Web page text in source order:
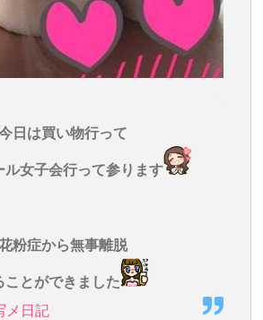
日は買い物行って
ル女子会行って参ります
粉症から無事離脱
ことができました
メ日記